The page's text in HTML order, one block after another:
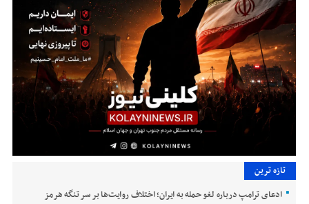
تازه ترین
ادعای ترامپ درباره لغو حمله به ایران؛ اختلاف روایت‌ها بر سر تنگه هرمز